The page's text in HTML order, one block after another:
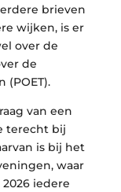
brieven
wijken, is er
over de
de
(POET).
van een
terecht bij
is bij het
waar
iedere